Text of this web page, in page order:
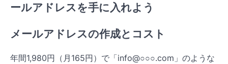
ールアドレスを手に入れよう
メールアドレスの作成とコスト
年間1,980円（月165円）で「info@○○○.com」のような